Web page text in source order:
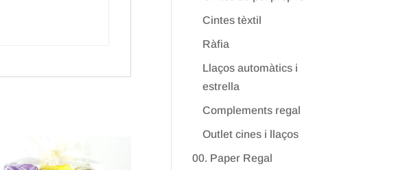
Cintes tèxtil
Ràfia
Llaços automàtics i
estrella
Complements regal
Outlet cines i llaços
00. Paper Regal